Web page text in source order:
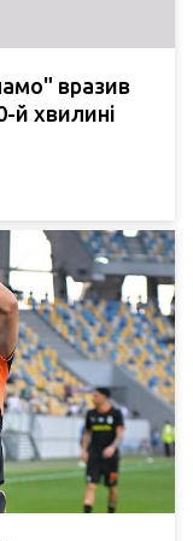
вразив
й хвилині